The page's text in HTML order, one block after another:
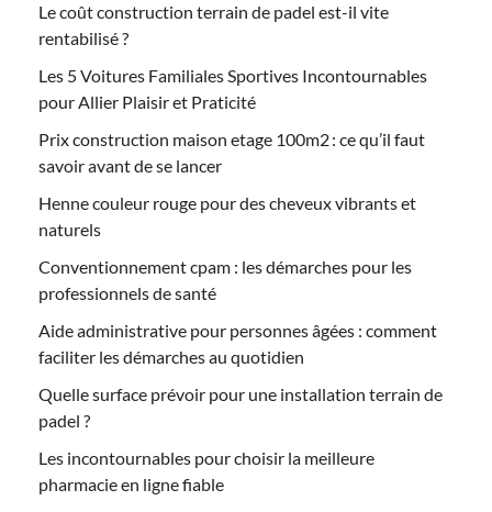
Le coût construction terrain de padel est-il vite
rentabilisé ?
Les 5 Voitures Familiales Sportives Incontournables
pour Allier Plaisir et Praticité
Prix construction maison etage 100m2 : ce qu’il faut
savoir avant de se lancer
Henne couleur rouge pour des cheveux vibrants et
naturels
Conventionnement cpam : les démarches pour les
professionnels de santé
Aide administrative pour personnes âgées : comment
faciliter les démarches au quotidien
Quelle surface prévoir pour une installation terrain de
padel ?
Les incontournables pour choisir la meilleure
pharmacie en ligne fiable